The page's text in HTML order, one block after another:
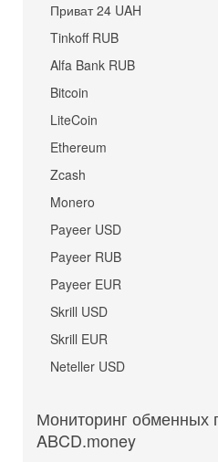
Приват 24 UAH
Tinkoff RUB
Alfa Bank RUB
Bitcoin
LiteCoin
Ethereum
Zcash
Monero
Payeer USD
Payeer RUB
Payeer EUR
Skrill USD
Skrill EUR
Neteller USD
Мониторинг обменных
ABCD.money